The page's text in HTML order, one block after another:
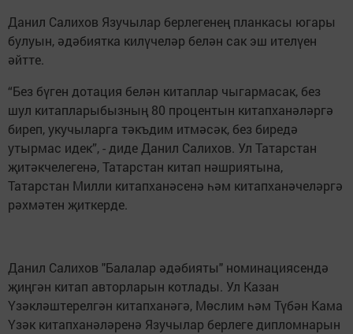
Данил Салихов Язучылар берлегенең планкасы югары
булуын, әдәбиятка килүчеләр белән сак эш ителүен
әйтте.
“Без бүген дотация белән китаплар чыгармасак, без
шул китапларыбызның 80 процентын китапханәләргә
биреп, укучыларга тәкъдим итмәсәк, без биредә
утырмас идек”, - диде Данил Салихов. Ул Татарстан
җитәкчелегенә, Татарстан китап нәшриятына,
Татарстан Милли китапханәсенә һәм китапханәчеләргә
рәхмәтен җиткерде.
Данил Салихов "Балалар әдәбияты" номинациясендә
җиңгән китап авторларын котлады. Ул Казан
Үзәкләштерелгән китапханәгә, Мөслим һәм Түбән Кама
Үзәк китапханәләренә Язучылар берлеге дипломнарын